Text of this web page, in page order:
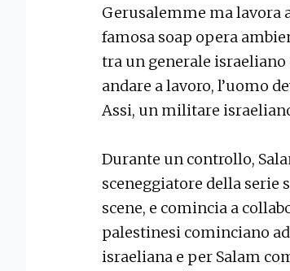
Gerusalemme ma lavora
famosa soap opera
tra un generale
andare a lavoro, l’uomo
Assi, un militare
Durante un controllo,
sceneggiatore della serie
scene, e comincia a
palestinesi cominciano
israeliana e per Salam